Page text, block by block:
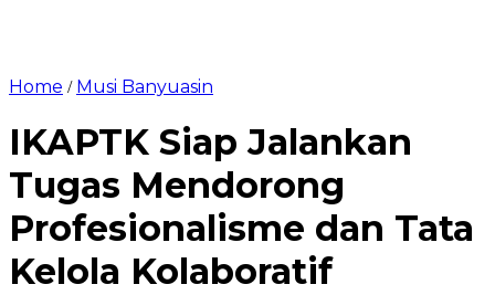
Home / Musi Banyuasin
IKAPTK Siap Jalankan
Tugas Mendorong
Profesionalisme dan Tata
Kelola Kolaboratif